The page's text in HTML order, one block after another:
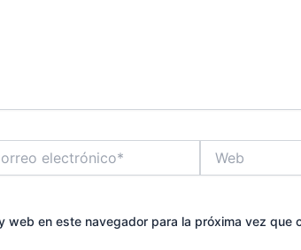
web en este navegador para la próxima vez que